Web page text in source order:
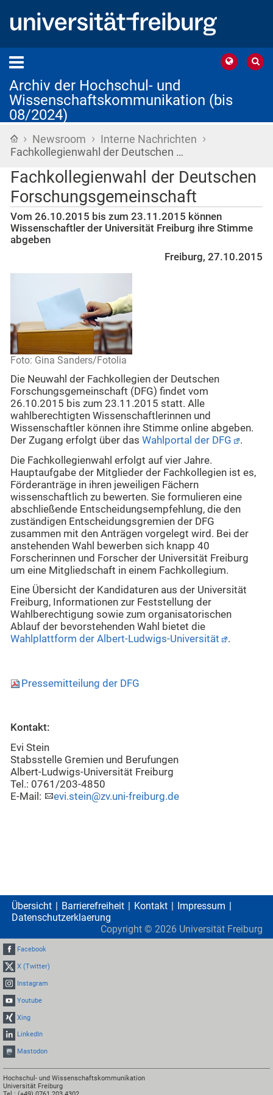
Archiv der Hochschul- und
Wissenschaftskommunikation (bis
08/2024)
Startseite
› Newsroom › Interne Nachrichten ›
Fachkollegienwahl der Deutschen …
Fachkollegienwahl der Deutschen
Forschungsgemeinschaft
Vom 26.10.2015 bis zum 23.11.2015 können
Wissenschaftler der Universität Freiburg ihre Stimme
abgeben
Freiburg, 27.10.2015
Foto: Gina Sanders/Fotolia
Die Neuwahl der Fachkollegien der Deutschen
Forschungsgemeinschaft (DFG) findet vom
26.10.2015 bis zum 23.11.2015 statt. Alle
wahlberechtigten Wissenschaftlerinnen und
Wissenschaftler können ihre Stimme online abgeben.
Der Zugang erfolgt über das Wahlportal der DFG
.
Die Fachkollegienwahl erfolgt auf vier Jahre.
Hauptaufgabe der Mitglieder der Fachkollegien ist es,
Förderanträge in ihren jeweiligen Fächern
wissenschaftlich zu bewerten. Sie formulieren eine
abschließende Entscheidungsempfehlung, die den
zuständigen Entscheidungsgremien der DFG
zusammen mit den Anträgen vorgelegt wird. Bei der
anstehenden Wahl bewerben sich knapp 40
Forscherinnen und Forscher der Universität Freiburg
um eine Mitgliedschaft in einem Fachkollegium.
Eine Übersicht der Kandidaturen aus der Universität
Freiburg, Informationen zur Feststellung der
Wahlberechtigung sowie zum organisatorischen
Ablauf der bevorstehenden Wahl bietet die
Wahlplattform der Albert-Ludwigs-Universität
.
Pressemitteilung der DFG
Kontakt:
Evi Stein
Stabsstelle Gremien und Berufungen
Albert-Ludwigs-Universität Freiburg
Tel.: 0761/203-4850
E-Mail:
evi.stein@zv.uni-freiburg.de
Übersicht Barrierefreiheit Kontakt
Impressum
Datenschutzerklaerung
Copyright © 2026 Universität Freiburg
Facebook
X (Twitter)
Instagram
Youtube
Xing
LinkedIn
Mastodon
Hochschul- und Wissenschaftskommunikation
Universität Freiburg